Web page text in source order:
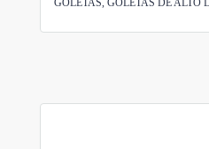
GOLETAS, GOLETAS DE ALTO